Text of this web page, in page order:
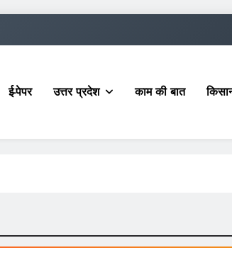
ई-पेपर उत्तर प्रदेश काम की बात